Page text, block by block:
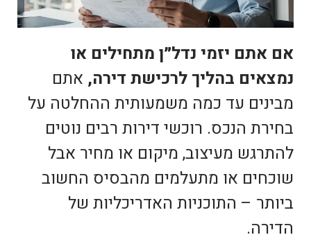
אם אתם יזמי נדל״ן מתחילים או
נמצאים בהליך לרכישת דירה, אתם
מבינים עד כמה משמעותית ההחלטה על
בחירת הנכס. רוכשי דירות רבים נוטים
להתרגש מעיצוב, מיקום או מחיר אבל
שוכחים או מתעלמים מהבסיס החשוב
ביותר – התוכניות האדריכליות של
הדירה.